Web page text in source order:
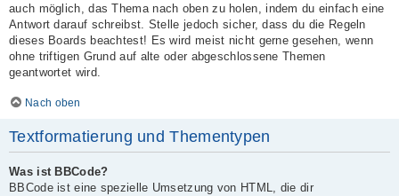
auch möglich, das Thema nach oben zu holen, indem du einfach eine
Antwort darauf schreibst. Stelle jedoch sicher, dass du die Regeln
dieses Boards beachtest! Es wird meist nicht gerne gesehen, wenn
ohne triftigen Grund auf alte oder abgeschlossene Themen
geantwortet wird.
Nach oben
Textformatierung und Thementypen
Was ist BBCode?
BBCode ist eine spezielle Umsetzung von HTML, die dir